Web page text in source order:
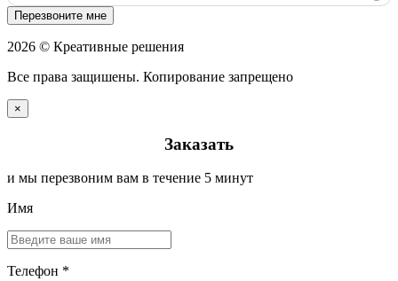
Перезвоните мне
2026 © Креативные решения
Все права защишены. Копирование запрещено
×
Заказать
и мы перезвоним вам в течение 5 минут
Имя
Телефон *